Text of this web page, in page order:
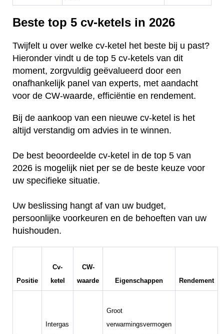
Beste top 5 cv-ketels in 2026
Twijfelt u over welke cv-ketel het beste bij u past?
Hieronder vindt u de top 5 cv-ketels van dit
moment, zorgvuldig geëvalueerd door een
onafhankelijk panel van experts, met aandacht
voor de CW-waarde, efficiëntie en rendement.
Bij de aankoop van een nieuwe cv-ketel is het
altijd verstandig om advies in te winnen.
De best beoordeelde cv-ketel in de top 5 van
2026 is mogelijk niet per se de beste keuze voor
uw specifieke situatie.
Uw beslissing hangt af van uw budget,
persoonlijke voorkeuren en de behoeften van uw
huishouden.
Positie
Cv-
ketel
CW-
waarde
Eigenschappen Rendement
Intergas
Groot
verwarmingsvermogen